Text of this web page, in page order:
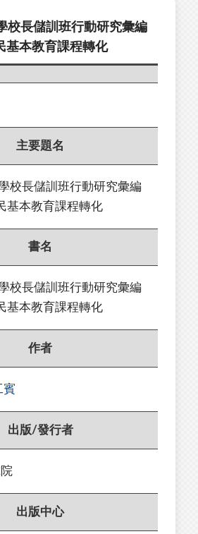
校長儲訓班行動研究彙編
本教育課程轉化
主要題名
校長儲訓班行動研究彙編
基本教育課程轉化
書名
校長儲訓班行動研究彙編
基本教育課程轉化
作者
賓
出版/發行者
出版中心